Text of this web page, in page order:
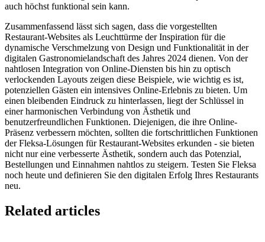
auch höchst funktional sein kann.
Zusammenfassend lässt sich sagen, dass die vorgestellten
Restaurant-Websites als Leuchttürme der Inspiration für die
dynamische Verschmelzung von Design und Funktionalität in der
digitalen Gastronomielandschaft des Jahres 2024 dienen. Von der
nahtlosen Integration von Online-Diensten bis hin zu optisch
verlockenden Layouts zeigen diese Beispiele, wie wichtig es ist,
potenziellen Gästen ein intensives Online-Erlebnis zu bieten. Um
einen bleibenden Eindruck zu hinterlassen, liegt der Schlüssel in
einer harmonischen Verbindung von Ästhetik und
benutzerfreundlichen Funktionen. Diejenigen, die ihre Online-
Präsenz verbessern möchten, sollten die fortschrittlichen Funktionen
der Fleksa-Lösungen für Restaurant-Websites erkunden - sie bieten
nicht nur eine verbesserte Ästhetik, sondern auch das Potenzial,
Bestellungen und Einnahmen nahtlos zu steigern. Testen Sie Fleksa
noch heute und definieren Sie den digitalen Erfolg Ihres Restaurants
neu.
Related articles